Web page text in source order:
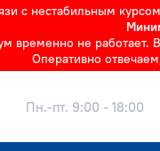
с нестабильным
не работает.
Оперативно
Пн.-пт. 9:00 - 18:00